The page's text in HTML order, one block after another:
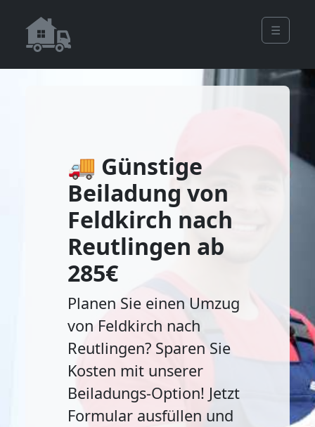
☰
🚚 Günstige
Beiladung von
Feldkirch nach
Reutlingen ab
285€
Planen Sie einen Umzug
von Feldkirch nach
Reutlingen? Sparen Sie
Kosten mit unserer
Beiladungs-Option! Jetzt
Formular ausfüllen und